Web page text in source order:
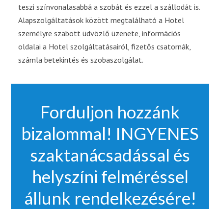
teszi színvonalasabbá a szobát és ezzel a szállodát is.
Alapszolgáltatások között megtalálható a Hotel
személyre szabott üdvözlő üzenete, információs
oldalai a Hotel szolgáltatásairól, fizetős csatornák,
számla betekintés és szobaszolgálat.
Forduljon hozzánk
bizalommal! INGYENES
szaktanácsadással és
helyszíni felméréssel
állunk rendelkezésére!